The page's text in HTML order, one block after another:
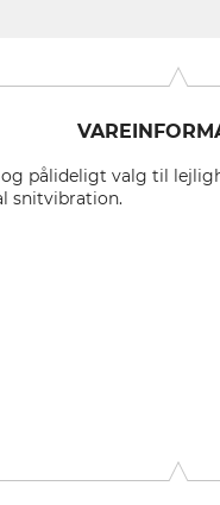
pålideligt valg til
snitvibration.